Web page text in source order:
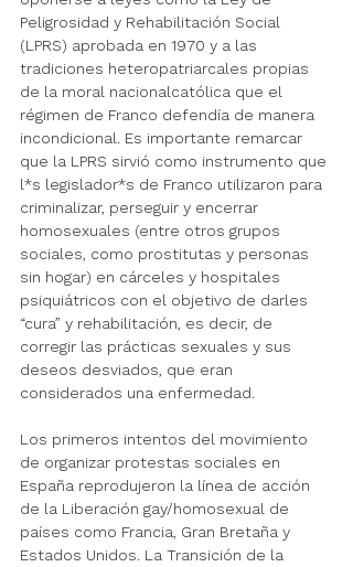
Peligrosidad y Rehabilitación Social
(LPRS) aprobada en 1970 y a las
tradiciones heteropatriarcales propias
de la moral nacionalcatólica que el
régimen de Franco defendía de manera
incondicional. Es importante remarcar
que la LPRS sirvió como instrumento que
l*s legislador*s de Franco utilizaron para
criminalizar, perseguir y encerrar
homosexuales (entre otros grupos
sociales, como prostitutas y personas
sin hogar) en cárceles y hospitales
psiquiátricos con el objetivo de darles
“cura” y rehabilitación, es decir, de
corregir las prácticas sexuales y sus
deseos desviados, que eran
considerados una enfermedad.
Los primeros intentos del movimiento
de organizar protestas sociales en
España reprodujeron la línea de acción
de la Liberación gay/homosexual de
países como Francia, Gran Bretaña y
Estados Unidos. La Transición de la